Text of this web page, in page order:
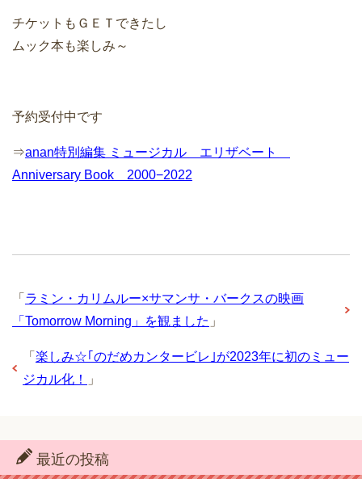
チケットもＧＥＴできたし
ムック本も楽しみ～
予約受付中です
⇒anan特別編集 ミュージカル エリザベート
Anniversary Book 2000−2022
「 ラミン・カリムルー×サマンサ・バークスの映画
「Tomorrow Morning」を観ました 」
「 楽しみ☆｢のだめカンタービレ｣が2023年に初のミュー
ジカル化！
」
最近の投稿